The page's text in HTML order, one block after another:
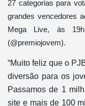
27 categorias para
grandes vencedores
Mega Live, às
(@premiojovem).
“Muito feliz que o
diversão para os
Passamos de 1
site e mais de 100